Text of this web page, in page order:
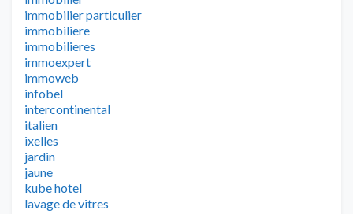
immobilier particulier
immobiliere
immobilieres
immoexpert
immoweb
infobel
intercontinental
italien
ixelles
jardin
jaune
kube hotel
lavage de vitres